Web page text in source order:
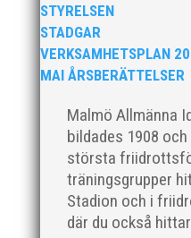
STYRELSEN
STADGAR
VERKSAMHETSPLAN
MAI ÅRSBERÄTTELSER
Malmö Allmänna
bildades 1908
största
träningsgrupper
Stadion och i
där du också
Nationaldagen firade
Ystad för att
som är en lagtävling för